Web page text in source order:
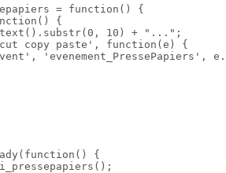
= function() {
{
10) + "...";
copy paste', function(e) {
'evenement_PressePapiers',
{